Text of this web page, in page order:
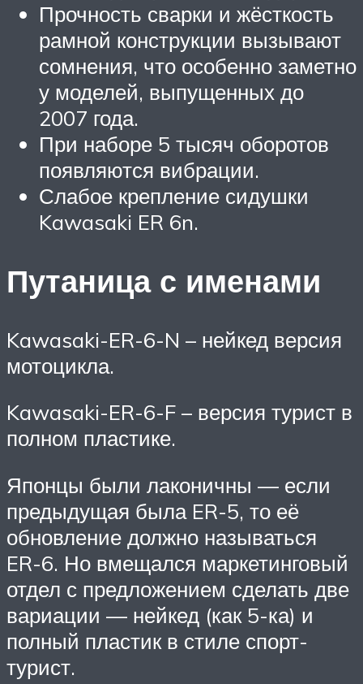
Прочность сварки и жёсткость
рамной конструкции вызывают
сомнения, что особенно заметно
у моделей, выпущенных до
2007 года.
При наборе 5 тысяч оборотов
появляются вибрации.
Слабое крепление сидушки
Kawasaki ER 6n.
Путаница с именами
Kawasaki-ER-6-N – нейкед версия
мотоцикла.
Kawasaki-ER-6-F – версия турист в
полном пластике.
Японцы были лаконичны — если
предыдущая была ER-5, то её
обновление должно называться
ER-6. Но вмещался маркетинговый
отдел с предложением сделать две
вариации — нейкед (как 5-ка) и
полный пластик в стиле спорт-
турист.